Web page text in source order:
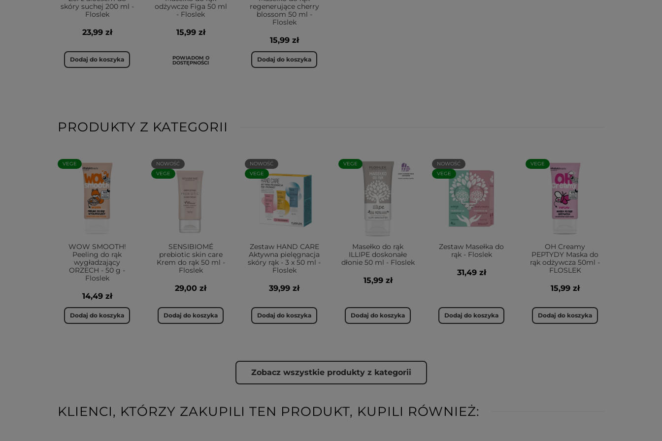
skóry suchej 200 ml -
Floslek
23,99 zł
Dodaj do koszyka
odżywcze Figa 50 ml
- Floslek
15,99 zł
POWIADOM O
DOSTĘPNOŚCI
regenerujące cherry
blossom 50 ml -
Floslek
15,99 zł
Dodaj do koszyka
PRODUKTY Z KATEGORII
VEGE
WOW SMOOTH!
Peeling do rąk
wygładzający
ORZECH - 50 g -
Floslek
14,49 zł
Dodaj do koszyka
NOWOŚĆ
VEGE
SENSIBIOMÉ
prebiotic skin care
Krem do rąk 50 ml -
Floslek
29,00 zł
Dodaj do koszyka
NOWOŚĆ
VEGE
Zestaw HAND CARE
Aktywna pielęgnacja
skóry rąk - 3 x 50 ml -
Floslek
39,99 zł
Dodaj do koszyka
VEGE
Masełko do rąk
ILLIPE doskonałe
dłonie 50 ml - Floslek
15,99 zł
Dodaj do koszyka
NOWOŚĆ
VEGE
Zestaw Masełka do
rąk - Floslek
31,49 zł
Dodaj do koszyka
VEGE
OH Creamy
PEPTYDY Maska do
rąk odżywcza 50ml -
FLOSLEK
15,99 zł
Dodaj do koszyka
Zobacz wszystkie produkty z kategorii
KLIENCI, KTÓRZY ZAKUPILI TEN PRODUKT, KUPILI RÓWNIEŻ: